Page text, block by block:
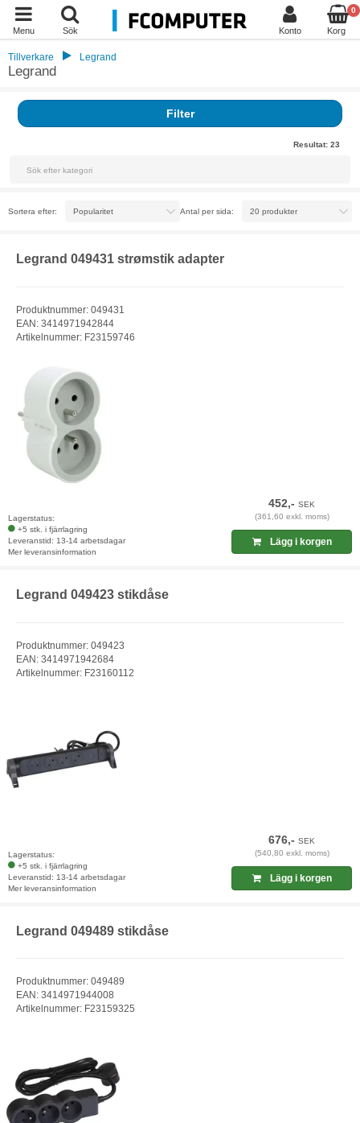
Menu Sök Konto
0
Korg
Tillverkare Legrand
Legrand
Filter
Resultat: 23
Sortera efter: Antal per sida:
Legrand 049431 strømstik adapter
Produktnummer: 049431
EAN: 3414971942844
Artikelnummer: F23159746
Lagerstatus:
+5 stk. i fjärrlagring
Leveranstid: 13-14 arbetsdagar
Mer leveransinformation
452,-SEK
(361,60 exkl. moms)
Lägg i korgen
Legrand 049423 stikdåse
Produktnummer: 049423
EAN: 3414971942684
Artikelnummer: F23160112
Lagerstatus:
+5 stk. i fjärrlagring
Leveranstid: 13-14 arbetsdagar
Mer leveransinformation
676,-SEK
(540,80 exkl. moms)
Lägg i korgen
Legrand 049489 stikdåse
Produktnummer: 049489
EAN: 3414971944008
Artikelnummer: F23159325